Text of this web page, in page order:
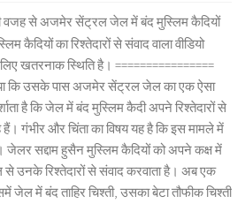
वजह से अजमेर सेंट्रल जेल में बंद मुस्लिम कैदियों
कैदियों का रिश्तेदारों से संवाद वाला वीडियो
खतरनाक स्थिति है। ================
कि उसके पास अजमेर सेंट्रल जेल का एक ऐसा
है कि जेल में बंद मुस्लिम कैदी अपने रिश्तेदारों से
हैं। गंभीर और चिंता का विषय यह है कि इस मामले में
जेलर सद्दाम हुसैन मुस्लिम कैदियों को अपने कक्ष में
से उनके रिश्तेदारों से संवाद करवाता है। अब एक
जेल में बंद ताहिर चिश्ती, उसका बेटा तौफीक चिश्ती